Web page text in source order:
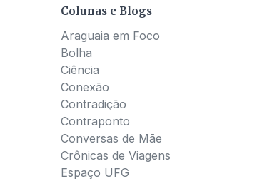
Colunas e Blogs
Araguaia em Foco
Bolha
Ciência
Conexão
Contradição
Contraponto
Conversas de Mãe
Crônicas de Viagens
Espaço UFG